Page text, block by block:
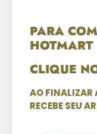
PARA
HOTMART
CLIQUE
AO FINALIZAR
RECEBE SEU